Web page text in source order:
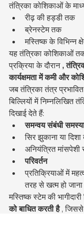
तंत्रिका कोशिकाओं के
रीढ़ की हड्डी तक
ब्रेनस्टेम तक
मस्तिष्क के विभिन्न
यह तंत्रिका कोशिकाओं
प्रक्रिया के दौरान ,
कार्यक्षमता में कमी और
जब तंत्रिका तंत्र
बिल्लियों में निम्नलिखित
दिखाई देते हैं:
समन्वय संबंधी
सिर झुकाना या
अनियंत्रित
परिवर्तन
प्रतिक्रियाओं में
तरह से खत्म हो
मस्तिष्क स्टेम की भागीदारी
को बाधित करती है , जिससे